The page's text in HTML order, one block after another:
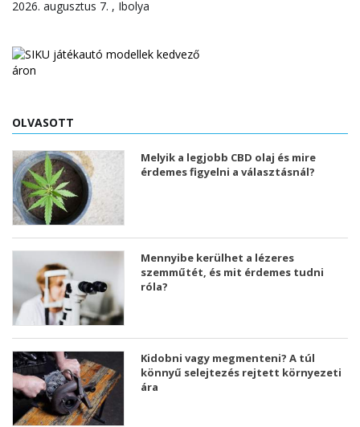
2026. augusztus 7. , Ibolya
OLVASOTT
Melyik a legjobb CBD olaj és mire
érdemes figyelni a választásnál?
Mennyibe kerülhet a lézeres
szemműtét, és mit érdemes tudni
róla?
Kidobni vagy megmenteni? A túl
könnyű selejtezés rejtett környezeti
ára